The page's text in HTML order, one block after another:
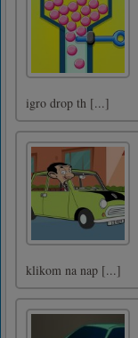
igro drop th [...]
klikom na nap [...]